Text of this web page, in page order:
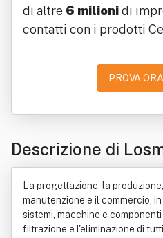
di altre 6 milionidi
contatti con i prodotti
PROVA
Descrizione di
La progettazione, la
manutenzione e il commercio,
sistemi, macchine e
filtrazione e l'eliminazione di